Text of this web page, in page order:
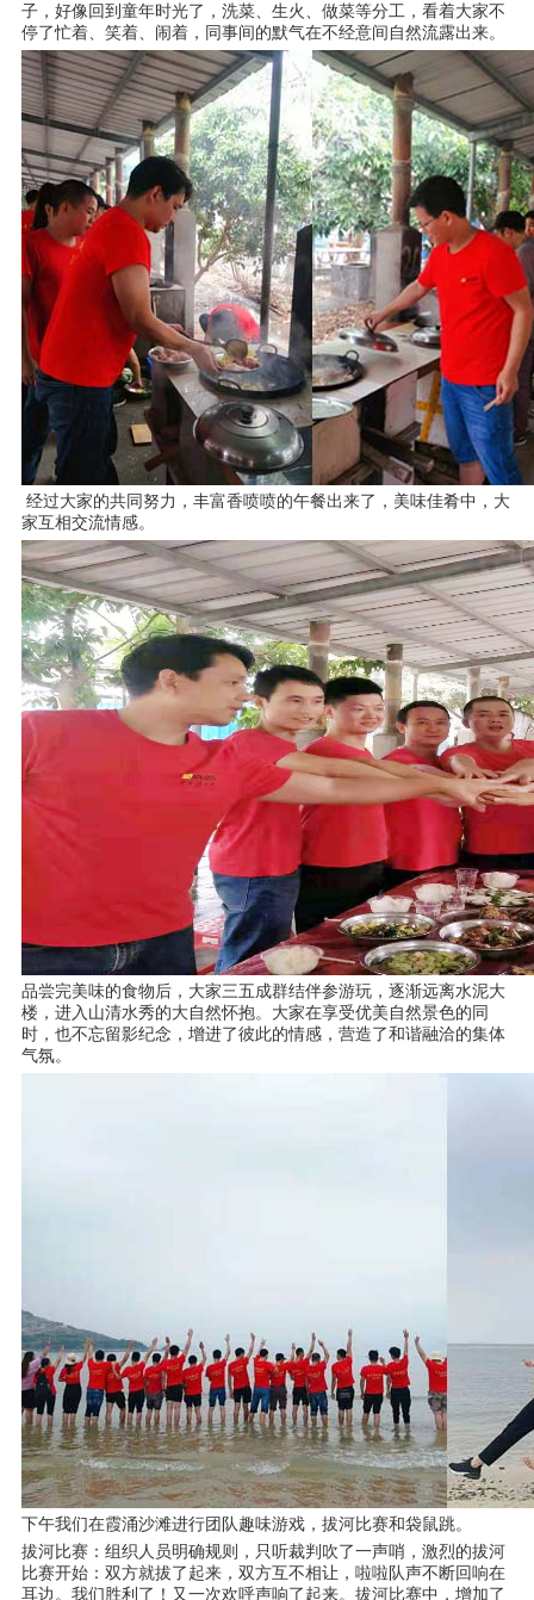
子，好像回到童年时光了，洗菜、生火、做菜等分工，看着大家不
停了忙着、笑着、闹着，同事间的默气在不经意间自然流露出来。
经过大家的共同努力，丰富香喷喷的午餐出来了，美味佳肴中，大
家互相交流情感。
品尝完美味的食物后，大家三五成群结伴参游玩，逐渐远离水泥大
楼，进入山清水秀的大自然怀抱。 大家在享受优美自然景色的同
时，也不忘留影纪念，增进了彼此的情感，营造了和谐融洽的集体
气氛。
下午我们在霞涌沙滩进行团队趣味游戏，拔河比赛和袋鼠跳。
拔河比赛：组织人员明确规则，只听裁判吹了一声哨，激烈的拔河
比赛开始：双方就拔了起来，双方互不相让，啦啦队声不断回响在
耳边。我们胜利了！又一次欢呼声响了起来。拔河比赛中，增加了